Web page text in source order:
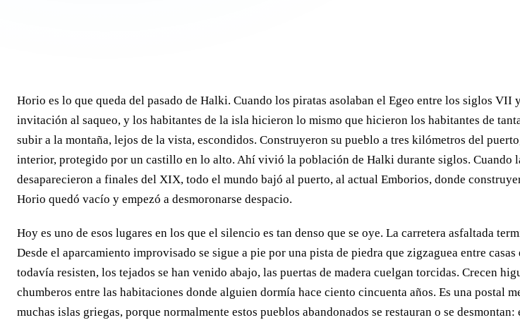
Horio es lo que queda del pasado de Halki. Cuando los piratas asolaban el Egeo entre los siglos
invitación al saqueo, y los habitantes de la isla hicieron lo mismo que hicieron los habitantes de
subir a la montaña, lejos de la vista, escondidos. Construyeron su pueblo a tres kilómetros del
interior, protegido por un castillo en lo alto. Ahí vivió la población de Halki durante siglos. Cuando
desaparecieron a finales del XIX, todo el mundo bajó al puerto, al actual Emborios, donde
Horio quedó vacío y empezó a desmoronarse despacio.
Hoy es uno de esos lugares en los que el silencio es tan denso que se oye. La carretera asfaltada
Desde el aparcamiento improvisado se sigue a pie por una pista de piedra que zigzaguea entre casas
todavía resisten, los tejados se han venido abajo, las puertas de madera cuelgan torcidas. Crecen
chumberos entre las habitaciones donde alguien dormía hace ciento cincuenta años. Es una postal
muchas islas griegas, porque normalmente estos pueblos abandonados se restauran o se